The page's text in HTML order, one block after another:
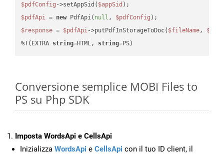
$pdfConfig ->setAppSid( $appSid
$pdfApi = new PdfApi( null , $pdfConfig
$response = $pdfApi->putPdfInStorageToDoc( $fileName,
%!(EXTRA string=HTML, string=PS)
Conversione semplice MOBI Files to
PS su Php SDK
Imposta WordsApi e CellsApi
Inizializza WordsApi e CellsApi con il tuo ID client, il